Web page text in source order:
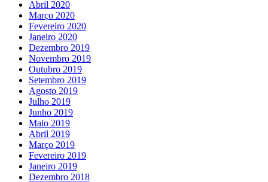
Abril 2020
Março 2020
Fevereiro 2020
Janeiro 2020
Dezembro 2019
Novembro 2019
Outubro 2019
Setembro 2019
Agosto 2019
Julho 2019
Junho 2019
Maio 2019
Abril 2019
Março 2019
Fevereiro 2019
Janeiro 2019
Dezembro 2018